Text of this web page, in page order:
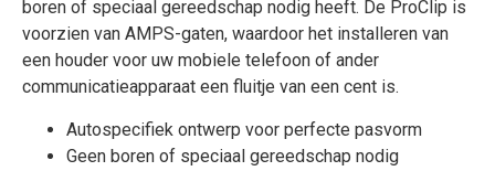
boren of speciaal gereedschap nodig heeft. De ProClip is
voorzien van AMPS-gaten, waardoor het installeren van
een houder voor uw mobiele telefoon of ander
communicatieapparaat een fluitje van een cent is.
Autospecifiek ontwerp voor perfecte pasvorm
Geen boren of speciaal gereedschap nodig